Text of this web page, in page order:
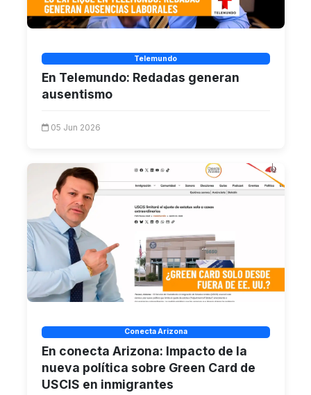
Telemundo
En Telemundo: Redadas generan
ausentismo
05 Jun 2026
Conecta Arizona
En conecta Arizona: Impacto de la
nueva política sobre Green Card de
USCIS en inmigrantes